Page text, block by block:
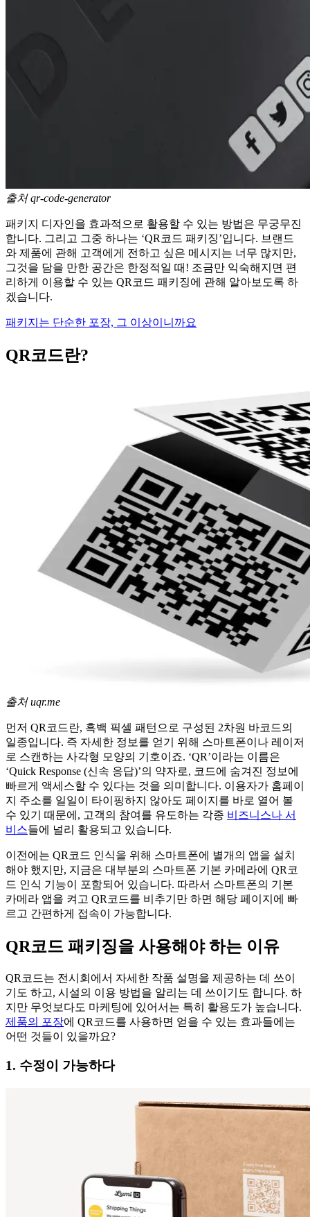
출처 qr-code-generator
패키지 디자인을 효과적으로 활용할 수 있는 방법은 무궁무진
합니다. 그리고 그중 하나는 ‘QR코드 패키징’입니다. 브랜드
와 제품에 관해 고객에게 전하고 싶은 메시지는 너무 많지만,
그것을 담을 만한 공간은 한정적일 때! 조금만 익숙해지면 편
리하게 이용할 수 있는 QR코드 패키징에 관해 알아보도록 하
겠습니다.
패키지는 단순한 포장, 그 이상이니까요
QR코드란?
출처 uqr.me
먼저 QR코드란, 흑백 픽셀 패턴으로 구성된 2차원 바코드의
일종입니다. 즉 자세한 정보를 얻기 위해 스마트폰이나 레이저
로 스캔하는 사각형 모양의 기호이죠. ‘QR’이라는 이름은
‘Quick Response (신속 응답)’의 약자로, 코드에 숨겨진 정보에
빠르게 액세스할 수 있다는 것을 의미합니다. 이용자가 홈페이
지 주소를 일일이 타이핑하지 않아도 페이지를 바로 열어 볼
수 있기 때문에, 고객의 참여를 유도하는 각종 비즈니스나 서
비스들에 널리 활용되고 있습니다.
이전에는 QR코드 인식을 위해 스마트폰에 별개의 앱을 설치
해야 했지만, 지금은 대부분의 스마트폰 기본 카메라에 QR코
드 인식 기능이 포함되어 있습니다. 따라서 스마트폰의 기본
카메라 앱을 켜고 QR코드를 비추기만 하면 해당 페이지에 빠
르고 간편하게 접속이 가능합니다.
QR코드 패키징을 사용해야 하는 이유
QR코드는 전시회에서 자세한 작품 설명을 제공하는 데 쓰이
기도 하고, 시설의 이용 방법을 알리는 데 쓰이기도 합니다. 하
지만 무엇보다도 마케팅에 있어서는 특히 활용도가 높습니다.
제품의 포장에 QR코드를 사용하면 얻을 수 있는 효과들에는
어떤 것들이 있을까요?
1. 수정이 가능하다